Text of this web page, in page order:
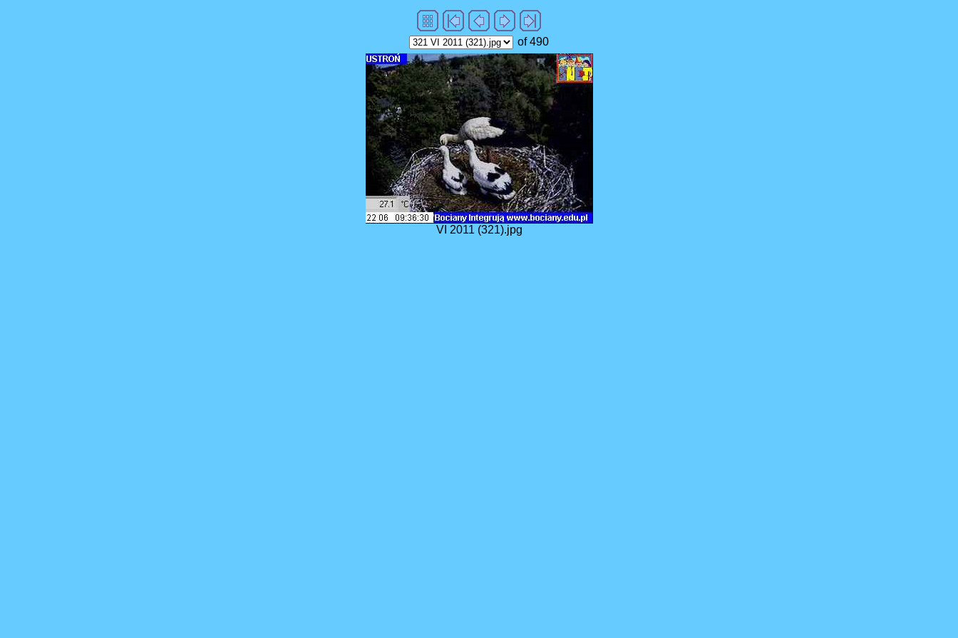
of 490
VI 2011 (321).jpg